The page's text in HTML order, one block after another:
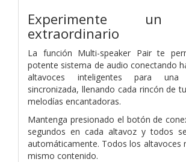
Experimente un
extraordinario
La función Multi-speaker Pair te
potente sistema de audio conectando
altavoces inteligentes para una
sincronizada, llenando cada rincón de
melodías encantadoras.
Mantenga presionado el botón de
segundos en cada altavoz y todos
automáticamente. Todos los altavoces
mismo contenido.